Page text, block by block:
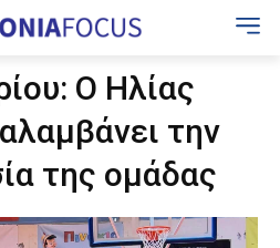
Ο Ηλίας
την
της ομάδας